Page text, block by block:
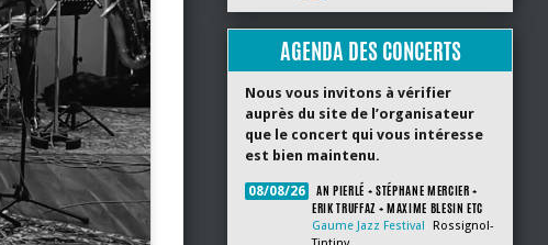
AGENDA DES CONCERTS
Nous vous invitons à vérifier
auprès du site de l’organisateur
que le concert qui vous intéresse
est bien maintenu.
08/08/26
AN PIERLÉ + STÉPHANE MERCIER +
ERIK TRUFFAZ + MAXIME BLESIN ETC
Gaume Jazz Festival
Rossignol-